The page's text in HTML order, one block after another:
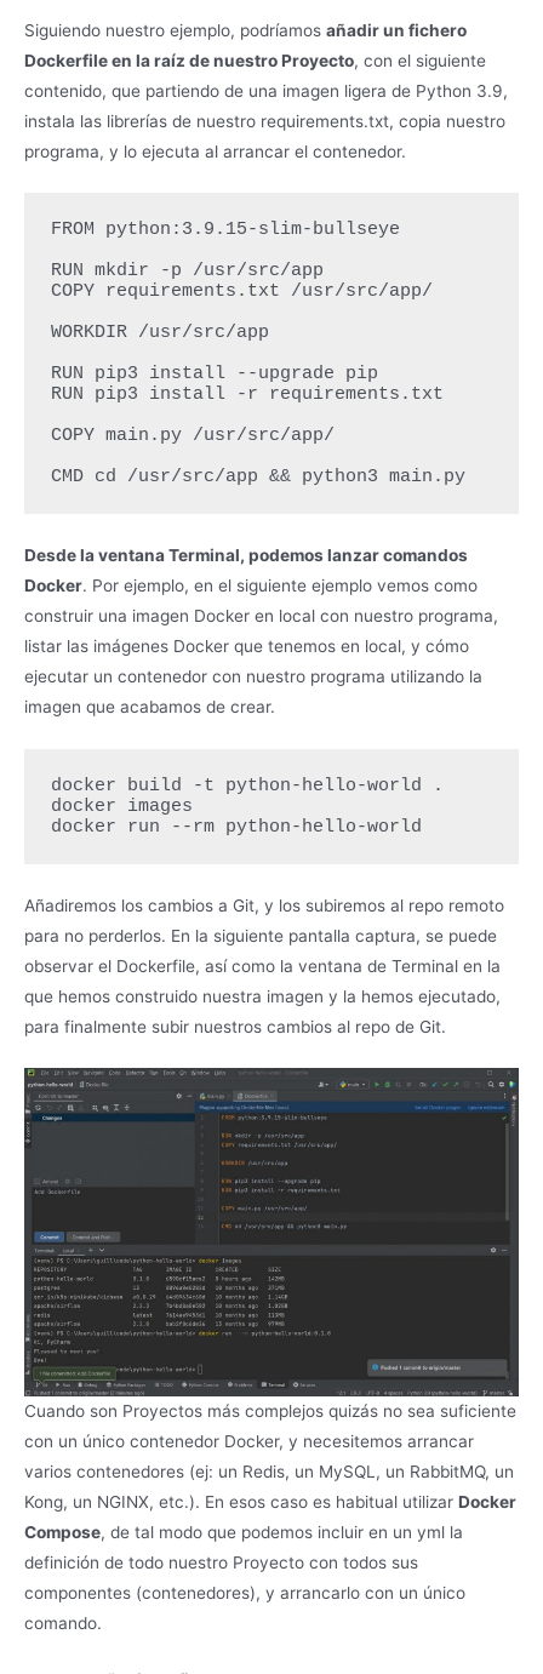
Siguiendo nuestro ejemplo, podríamos añadir un fichero
Dockerfile en la raíz de nuestro Proyecto, con el siguiente
contenido, que partiendo de una imagen ligera de Python 3.9,
instala las librerías de nuestro requirements.txt, copia nuestro
programa, y lo ejecuta al arrancar el contenedor.
FROM python:3.9.15-slim-bullseye
RUN mkdir -p /usr/src/app
COPY requirements.txt /usr/src/app/
WORKDIR /usr/src/app
RUN pip3 install --upgrade pip
RUN pip3 install -r requirements.txt
COPY main.py /usr/src/app/
CMD cd /usr/src/app && python3 main.py
Desde la ventana Terminal, podemos lanzar comandos
Docker. Por ejemplo, en el siguiente ejemplo vemos como
construir una imagen Docker en local con nuestro programa,
listar las imágenes Docker que tenemos en local, y cómo
ejecutar un contenedor con nuestro programa utilizando la
imagen que acabamos de crear.
docker build -t python-hello-world .
docker images
docker run --rm python-hello-world
Añadiremos los cambios a Git, y los subiremos al repo remoto
para no perderlos. En la siguiente pantalla captura, se puede
observar el Dockerfile, así como la ventana de Terminal en la
que hemos construido nuestra imagen y la hemos ejecutado,
para finalmente subir nuestros cambios al repo de Git.
Cuando son Proyectos más complejos quizás no sea suficiente
con un único contenedor Docker, y necesitemos arrancar
varios contenedores (ej: un Redis, un MySQL, un RabbitMQ, un
Kong, un NGINX, etc.). En esos caso es habitual utilizar Docker
Compose, de tal modo que podemos incluir en un yml la
definición de todo nuestro Proyecto con todos sus
componentes (contenedores), y arrancarlo con un único
comando.